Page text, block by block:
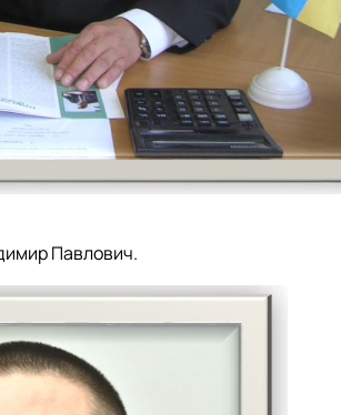
Павлович.